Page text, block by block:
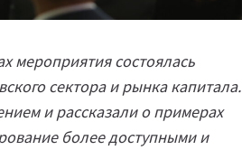
мероприятия состоялась
сектора и рынка капитала.
и рассказали о примерах
более доступными и